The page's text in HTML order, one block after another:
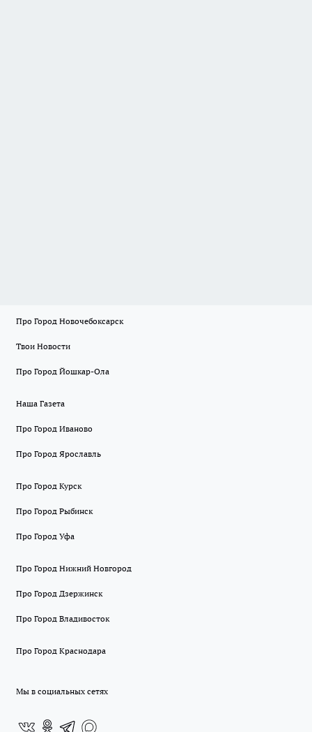
Про Город Новочебоксарск
Твои Новости
Про Город Йошкар-Ола
Наша Газета
Про Город Иваново
Про Город Ярославль
Про Город Курск
Про Город Рыбинск
Про Город Уфа
Про Город Нижний Новгород
Про Город Дзержинск
Про Город Владивосток
Про Город Краснодара
Мы в социальных сетях